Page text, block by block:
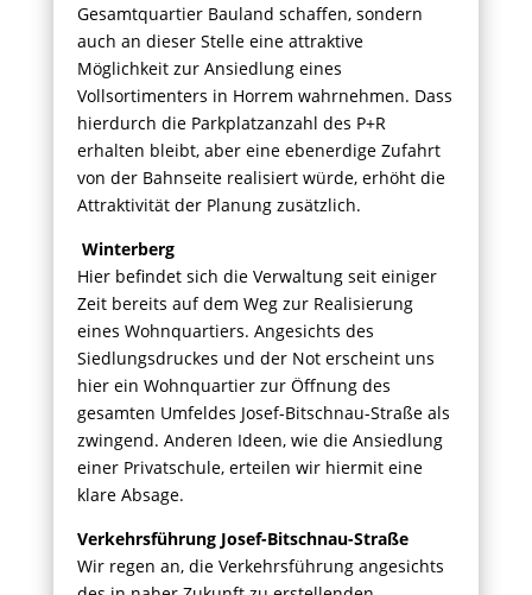
Gesamtquartier Bauland schaffen, sondern
auch an dieser Stelle eine attraktive
Möglichkeit zur Ansiedlung eines
Vollsortimenters in Horrem wahrnehmen. Dass
hierdurch die Parkplatzanzahl des P+R
erhalten bleibt, aber eine ebenerdige Zufahrt
von der Bahnseite realisiert würde, erhöht die
Attraktivität der Planung zusätzlich.
Winterberg
Hier befindet sich die Verwaltung seit einiger
Zeit bereits auf dem Weg zur Realisierung
eines Wohnquartiers. Angesichts des
Siedlungsdruckes und der Not erscheint uns
hier ein Wohnquartier zur Öffnung des
gesamten Umfeldes Josef-Bitschnau-Straße als
zwingend. Anderen Ideen, wie die Ansiedlung
einer Privatschule, erteilen wir hiermit eine
klare Absage.
Verkehrsführung Josef-Bitschnau-Straße
Wir regen an, die Verkehrsführung angesichts